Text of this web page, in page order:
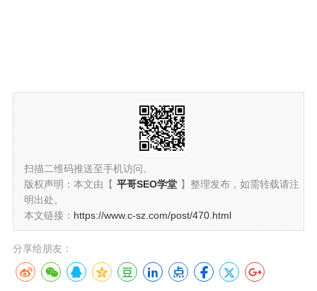
扫描二维码推送至手机访问。
版权声明：本文由【 平哥SEO学堂 】整理发布，如需转载请注
明出处。
本文链接： https://www.c-sz.com/post/470.html
分享给朋友：